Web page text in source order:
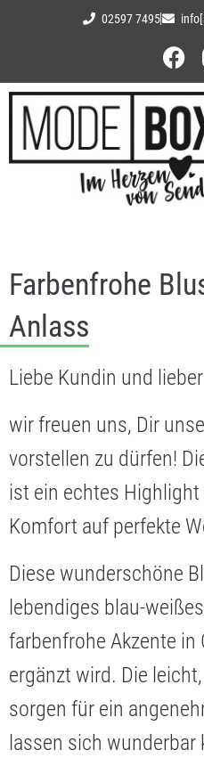
02597 7495
Farbenfrohe
Anlass
Liebe Kundin und
wir freuen uns, Dir
vorstellen zu dürfen!
ist ein echtes
Komfort auf perfekte
Diese wunderschöne
lebendiges blau-
farbenfrohe Akzente in
ergänzt wird. Die
sorgen für ein
lassen sich wunderbar